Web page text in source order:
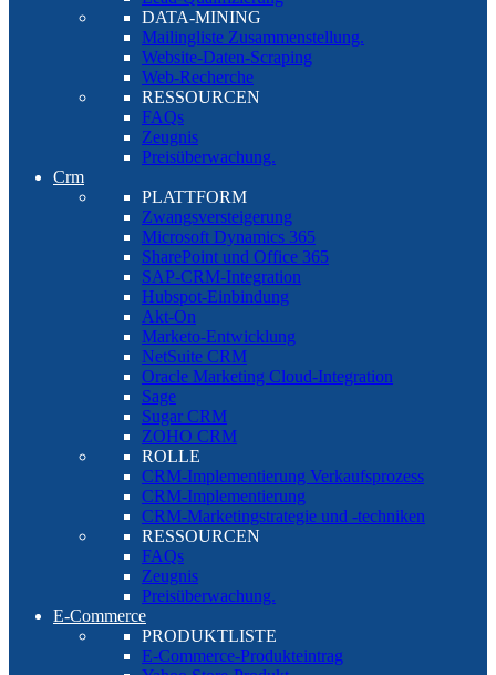
DATA-MINING
Mailingliste Zusammenstellung.
Website-Daten-Scraping
Web-Recherche
RESSOURCEN
FAQs
Zeugnis
Preisüberwachung.
Crm
PLATTFORM
Zwangsversteigerung
Microsoft Dynamics 365
SharePoint und Office 365
SAP-CRM-Integration
Hubspot-Einbindung
Akt-On
Marketo-Entwicklung
NetSuite CRM
Oracle Marketing Cloud-Integration
Sage
Sugar CRM
ZOHO CRM
ROLLE
CRM-Implementierung Verkaufsprozess
CRM-Implementierung
CRM-Marketingstrategie und -techniken
RESSOURCEN
FAQs
Zeugnis
Preisüberwachung.
E-Commerce
PRODUKTLISTE
E-Commerce-Produkteintrag